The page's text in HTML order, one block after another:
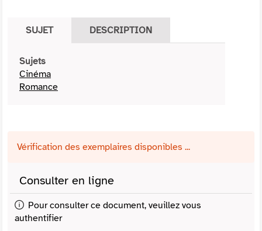
SUJET DESCRIPTION
Sujets
Cinéma
Romance
Vérification des exemplaires disponibles ...
Consulter en ligne
Pour consulter ce document, veuillez vous
authentifier